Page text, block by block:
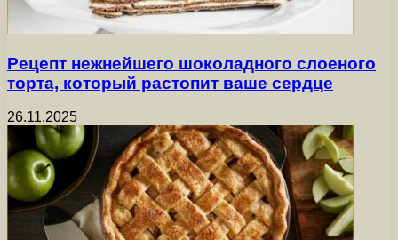
Рецепт нежнейшего шоколадного слоеного
торта, который растопит ваше сердце
26.11.2025